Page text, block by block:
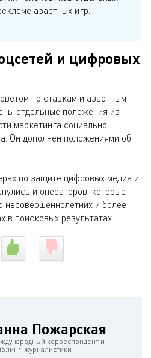
азартных игр.
и цифровых
по ставкам и азартным
отдельные положения из
маркетинга социально
Он дополнен положениями об
по защите цифровых медиа и
и операторов, которые
и более
в поисковых результатах.
Пожарская
корреспондент и
журналистики